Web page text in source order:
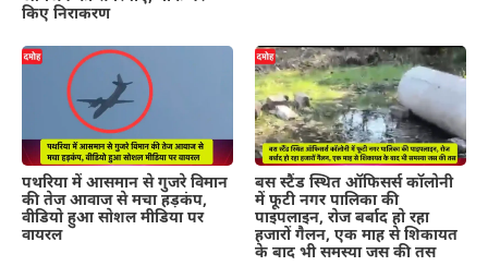
किए निराकरण
पथरिया में आसमान से गुजरे विमान
की तेज आवाज से मचा हड़कंप,
वीडियो हुआ सोशल मीडिया पर
वायरल
बस स्टैंड स्थित ऑफिसर्स कॉलोनी
में फूटी नगर पालिका की
पाइपलाइन, रोज बर्बाद हो रहा
हजारों गैलन, एक माह से शिकायत
के बाद भी समस्या जस की तस